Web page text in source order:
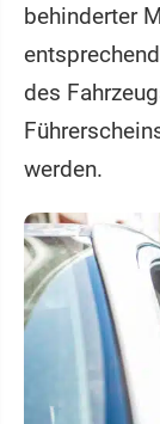
behinderter
des
werden.